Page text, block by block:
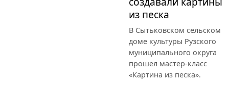
из песка
В Сытьковском сельском
доме культуры Рузского
муниципального округа
прошел мастер-класс
«Картина из песка».